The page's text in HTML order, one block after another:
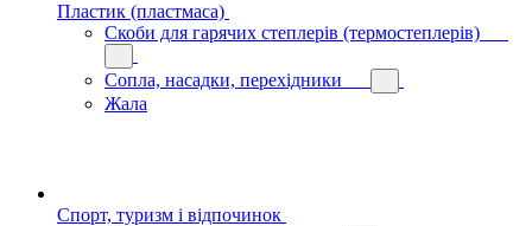
Пластик (пластмаса)
Скоби для гарячих степлерів (термостеплерів)
Сопла, насадки, перехідники
Жала
Спорт, туризм і відпочинок